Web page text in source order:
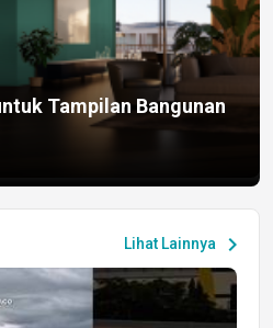
Tampilan Bangunan
Lihat Lainnya chevron_right